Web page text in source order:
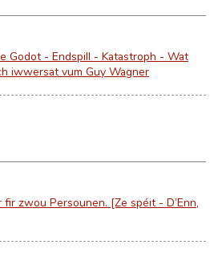
Godot - Endspill - Katastroph - Wat
iwwersat vum Guy Wagner
zwou Persounen. [Ze spéit - D’Enn,